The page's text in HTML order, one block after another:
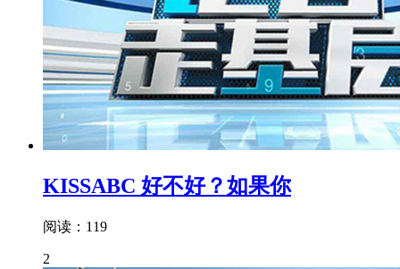
KISSABC 好不好？如果你
阅读：119
2